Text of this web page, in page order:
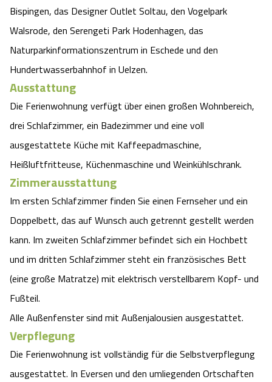
Bispingen, das Designer Outlet Soltau, den Vogelpark
Walsrode, den Serengeti Park Hodenhagen, das
Naturparkinformationszentrum in Eschede und den
Hundertwasserbahnhof in Uelzen.
Ausstattung
Die Ferienwohnung verfügt über einen großen Wohnbereich,
drei Schlafzimmer, ein Badezimmer und eine voll
ausgestattete Küche mit Kaffeepadmaschine,
Heißluftfritteuse, Küchenmaschine und Weinkühlschrank.
Zimmerausstattung
Im ersten Schlafzimmer finden Sie einen Fernseher und ein
Doppelbett, das auf Wunsch auch getrennt gestellt werden
kann. Im zweiten Schlafzimmer befindet sich ein Hochbett
und im dritten Schlafzimmer steht ein französisches Bett
(eine große Matratze) mit elektrisch verstellbarem Kopf- und
Fußteil.
Alle Außenfenster sind mit Außenjalousien ausgestattet.
Verpflegung
Die Ferienwohnung ist vollständig für die Selbstverpflegung
ausgestattet. In Eversen und den umliegenden Ortschaften